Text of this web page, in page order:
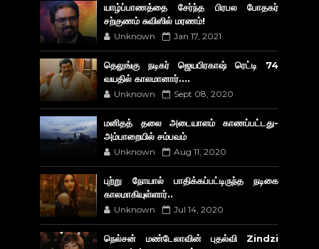
யாழ்ப்பாணத்தை சேர்ந்த பிரபல போதகர்
சற்குணம் சுவிஸில் மரணம்!
Unknown Jan 17, 2021
தெலுங்கு நடிகர் ஜெயபிரகாஷ் ரெட்டி 74
வயதில் காலமானார்....
Unknown Sept 08, 2020
மனிதத் தலை அடையாளம் காணப்பட்டது-
அம்பாறையில் சம்பவம்
Unknown Aug 11, 2020
புற்று நோயால் பாதிக்கப்பட்டிருந்த நடிகை
காலமாகியுள்ளார்..
Unknown Jul 14, 2020
நெல்சன் மண்டேலாவின் புதல்வி Zindzi